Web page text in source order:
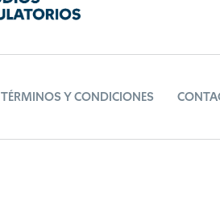
TÉRMINOS Y CONDICIONES